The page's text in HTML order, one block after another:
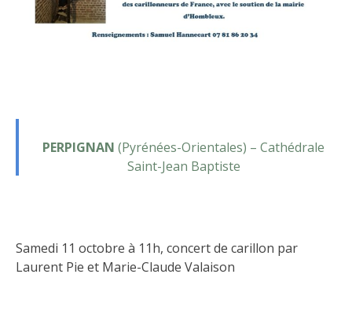
PERPIGNAN (Pyrénées-Orientales) – Cathédrale
Saint-Jean Baptiste
Samedi 11 octobre à 11h, concert de carillon par
Laurent Pie et Marie-Claude Valaison